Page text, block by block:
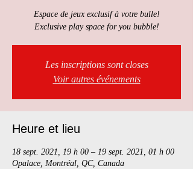
Espace de jeux exclusif à votre bulle!
Exclusive play space for you bubble!
Les inscriptions sont closes
Voir autres événements
Heure et lieu
18 sept. 2021, 19 h 00 – 19 sept. 2021, 01 h 00
Opalace, Montréal, QC, Canada